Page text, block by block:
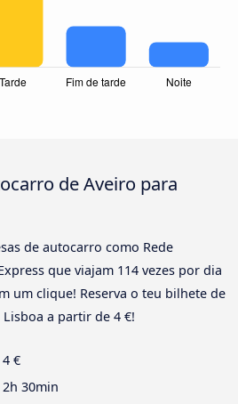
de Aveiro para
de autocarro como Rede
que viajam 114 vezes por dia
um clique! Reserva o teu bilhete de
a partir de 4 €!
4 €
2h 30min